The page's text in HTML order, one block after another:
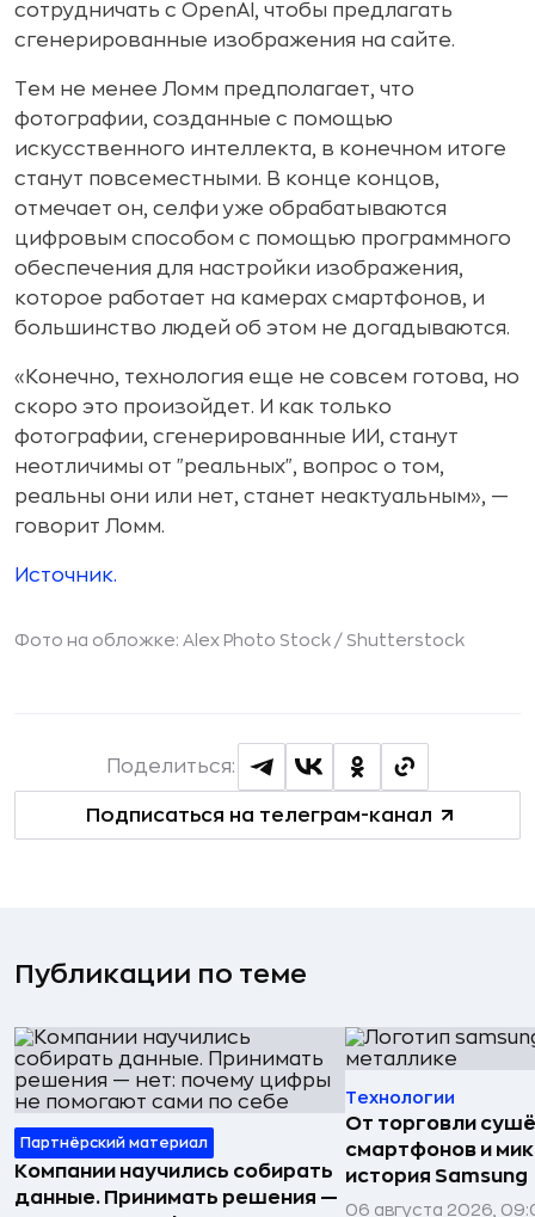
сотрудничать с OpenAI, чтобы предлагать
сгенерированные изображения на сайте.
Тем не менее Ломм предполагает, что
фотографии, созданные с помощью
искусственного интеллекта, в конечном итоге
станут повсеместными. В конце концов,
отмечает он, селфи уже обрабатываются
цифровым способом с помощью программного
обеспечения для настройки изображения,
которое работает на камерах смартфонов, и
большинство людей об этом не догадываются.
«Конечно, технология еще не совсем готова, но
скоро это произойдет. И как только
фотографии, сгенерированные ИИ, станут
неотличимы от "реальных", вопрос о том,
реальны они или нет, станет неактуальным», —
говорит Ломм.
Источник.
Фото на обложке: Alex Photo Stock / Shutterstock
Подписаться на телеграм-канал
Поделиться:
Публикации по теме
Партнёрский материал
Компании научились собирать
данные. Принимать решения —
Технологии
От торговли
смартфонов и
история Samsung
06 августа 2026,